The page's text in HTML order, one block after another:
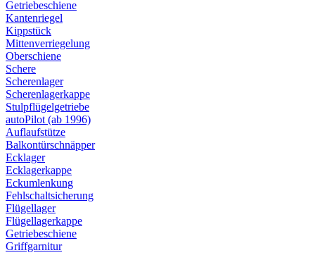
Getriebeschiene
Kantenriegel
Kippstück
Mittenverriegelung
Oberschiene
Schere
Scherenlager
Scherenlagerkappe
Stulpflügelgetriebe
autoPilot (ab 1996)
Auflaufstütze
Balkontürschnäpper
Ecklager
Ecklagerkappe
Eckumlenkung
Fehlschaltsicherung
Flügellager
Flügellagerkappe
Getriebeschiene
Griffgarnitur